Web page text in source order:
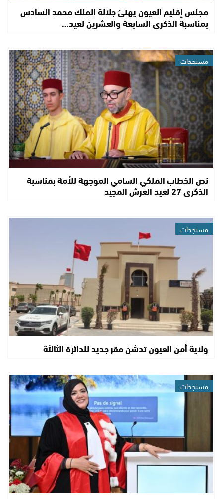
مجلس إقليم العيون يهنئ جلالة الملك محمد السادس
بمناسبة الذكرى السابعة والعشرين لعيد…
مستجدات
نص الخطاب الملكي السامي الموجهة للأمة بمناسبة
الذكرى 27 لعيد العرش المجيد
مستجدات
ولاية أمن العيون تدشن مقر جديد للدائرة الثالثة
مستجدات